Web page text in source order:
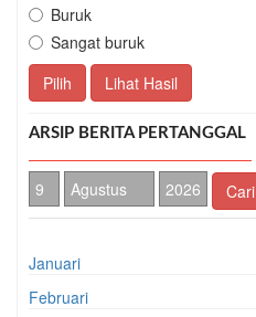
Buruk
Sangat buruk
Pilih
Lihat Hasil
ARSIP BERITA PERTANGGAL
Cari
Januari
Februari